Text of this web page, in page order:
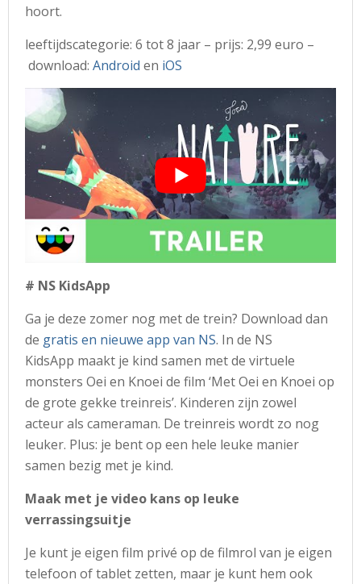
hoort.
leeftijdscategorie: 6 tot 8 jaar – prijs: 2,99 euro –
download: Android en iOS
# NS KidsApp
Ga je deze zomer nog met de trein? Download dan
de gratis en nieuwe app van NS. In de NS
KidsApp maakt je kind samen met de virtuele
monsters Oei en Knoei de film ‘Met Oei en Knoei op
de grote gekke treinreis’. Kinderen zijn zowel
acteur als cameraman. De treinreis wordt zo nog
leuker. Plus: je bent op een hele leuke manier
samen bezig met je kind.
Maak met je video kans op leuke
verrassingsuitje
Je kunt je eigen film privé op de filmrol van je eigen
telefoon of tablet zetten, maar je kunt hem ook